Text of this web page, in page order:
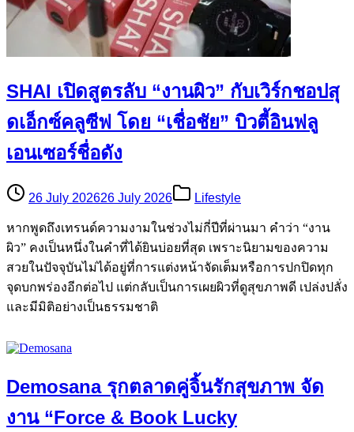
SHAI เปิดสูตรลับ “งานผิว” กับเวิร์กชอปสุ
ดเอ็กซ์คลูซีฟ โดย “เชื่อชัย” บิวตี้อินฟลู
เอนเซอร์ชื่อดัง
26 July 202626 July 2026 Lifestyle
หากพูดถึงเทรนด์ความงามในช่วงไม่กี่ปีที่ผ่านมา คำว่า “งาน
ผิว” คงเป็นหนึ่งในคำที่ได้ยินบ่อยที่สุด เพราะนิยามของความ
สวยในปัจจุบันไม่ได้อยู่ที่การแต่งหน้าจัดเต็มหรือการปกปิดทุก
จุดบกพร่องอีกต่อไป แต่กลับเป็นการเผยผิวที่ดูสุขภาพดี เปล่งปลั่ง
และมีมิติอย่างเป็นธรรมชาติ
Demosana รุกตลาดคู่จิ้นรักสุขภาพ จัด
งาน “Force & Book Lucky